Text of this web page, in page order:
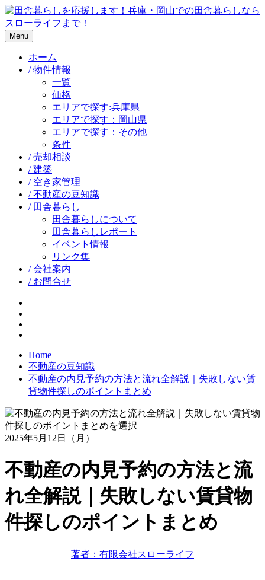
Menu
ホーム
/ 物件情報
一覧
価格
エリアで探す:兵庫県
エリアで探す：岡山県
エリアで探す：その他
条件
/ 売却相談
/ 建築
/ 空き家管理
/ 不動産の豆知識
/ 田舎暮らし
田舎暮らしについて
田舎暮らしレポート
イベント情報
リンク集
/ 会社案内
/ お問合せ
Home
不動産の豆知識
不動産の内見予約の方法と流れ全解説｜失敗しない賃
貸物件探しのポイントまとめ
2025年5月12日（月）
不動産の内見予約の方法と流
れ全解説｜失敗しない賃貸物
件探しのポイントまとめ
著者：有限会社スローライフ